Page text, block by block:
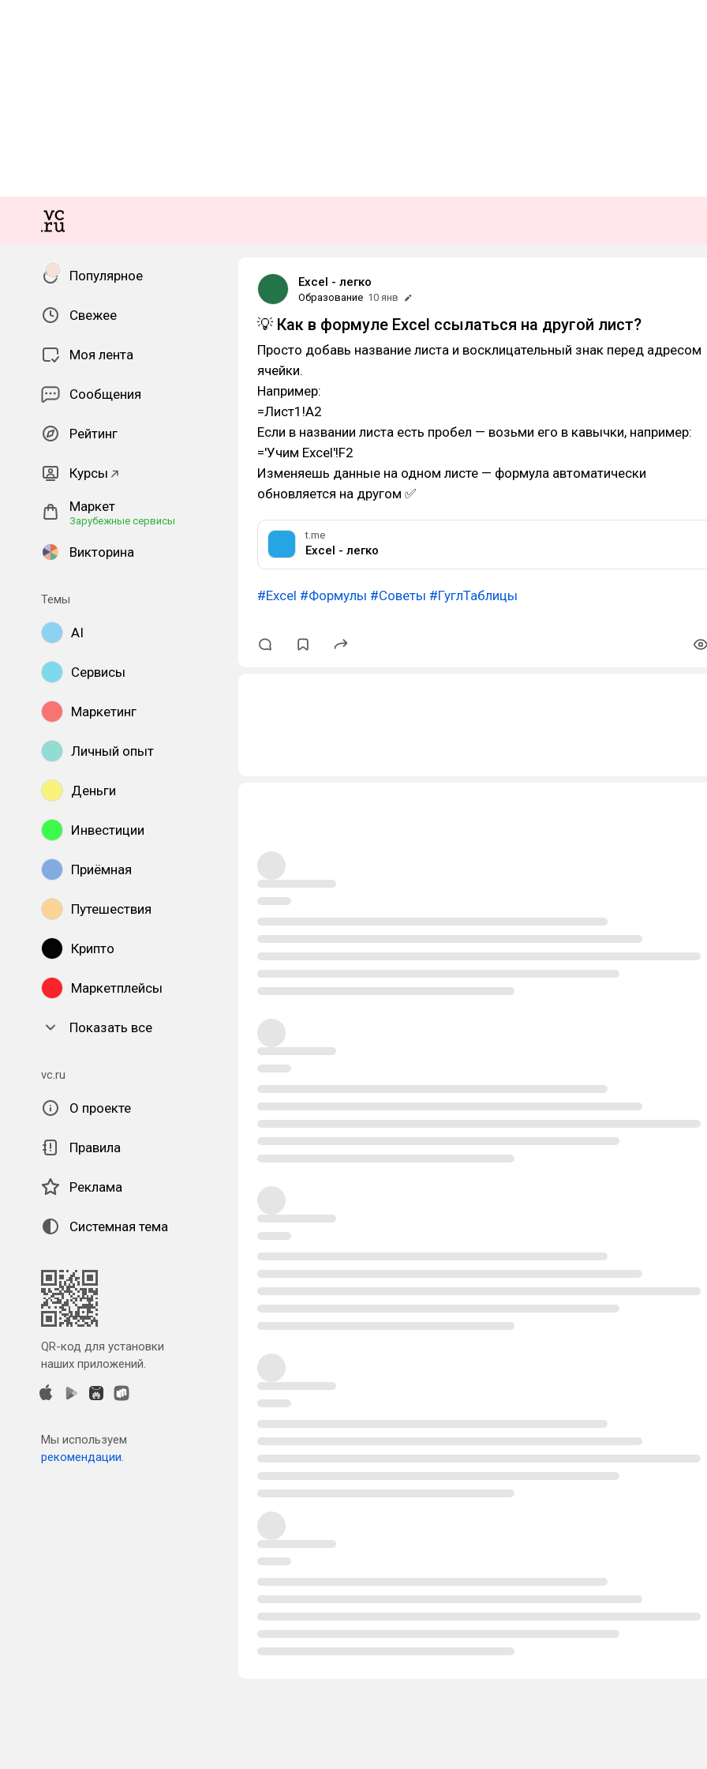
Популярное
Свежее
Моя лента
Сообщения
Рейтинг
Курсы
Маркет
Зарубежные сервисы
Викторина
Темы
AI
Сервисы
Маркетинг
Личный опыт
Деньги
Инвестиции
Приёмная
Путешествия
Крипто
Маркетплейсы
Показать все
vc.ru
О проекте
Правила
Реклама
Системная тема
QR-код для установки
наших приложений.
Мы используем
рекомендации.
Excel - легко
Образование 10 янв
💡 Как в формуле Excel ссылаться на другой лист?
Просто добавь название листа и восклицательный знак перед адресом
ячейки.
Например:
=Лист1!A2
Если в названии листа есть пробел — возьми его в кавычки, например:
='Учим Excel'!F2
Изменяешь данные на одном листе — формула автоматически
обновляется на другом ✅
t.me
Excel - легко
#Excel #Формулы #Советы #ГуглТаблицы